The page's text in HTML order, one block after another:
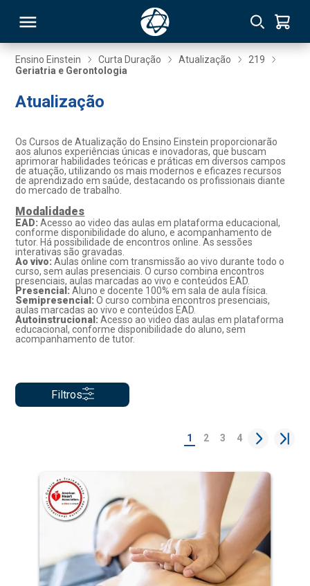
Ensino Einstein Curta Duração Atualização
219
Geriatria e Gerontologia
Atualização
Os Cursos de Atualização do Ensino Einstein proporcionarão
aos alunos experiências únicas e inovadoras, que buscam
aprimorar habilidades teóricas e práticas em diversos campos
de atuação, utilizando os mais modernos e eficazes recursos
de aprendizado em saúde, destacando os profissionais diante
do mercado de trabalho.
Modalidades
EAD:Acesso ao video das aulas em plataforma educacional,
conforme disponibilidade do aluno, e acompanhamento de
tutor. Há possibilidade de encontros online. As sessões
interativas são gravadas.
Ao vivo: Aulas online com transmissão ao vivo durante todo o
curso, sem aulas presenciais. O curso combina encontros
presenciais, aulas marcadas ao vivo e conteúdos EAD.
Presencial:Aluno e docente 100% em sala de aula física.
Semipresencial:O curso combina encontros presenciais,
aulas marcadas ao vivo e conteúdos EAD.
Autoinstrucional:Acesso ao video das aulas em plataforma
educacional, conforme disponibilidade do aluno, sem
acompanhamento de tutor.
Filtros
1 2 3 4